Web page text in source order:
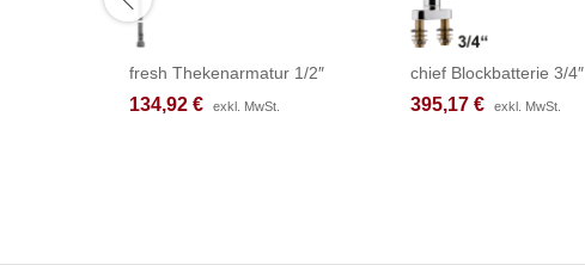
fresh Thekenarmatur 1/2″
134,92 € exkl. MwSt.
134,92 € exkl. MwSt.
chief Blockbatterie 3/4″
395,17 € exkl. MwSt.
395,17 € exkl. MwSt.